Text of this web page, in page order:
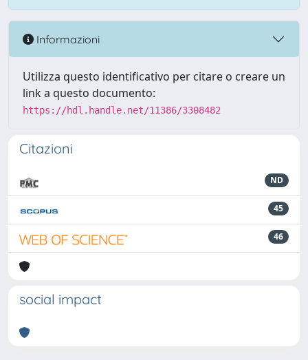
Informazioni
Utilizza questo identificativo per citare o creare un
link a questo documento:
https://hdl.handle.net/11386/3308482
Citazioni
ND
45
46
social impact